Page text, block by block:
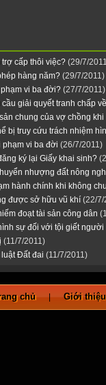
cấp thôi việc? (29/7/
hàng năm? (29/7/2011)
vi ba đời? (27/7/2011)
giải quyết tranh chấp
chung của vợ chồng
bị truy cứu trách nhiệm
phạm vi ba đời (26/7/2011)
ký lại Giấy khai sinh?
nhượng đất nông
hành chính khi không
được sở hữu vũ khí (22/7/
đoạt tài sản công dân
sự đối với tội giết người
(11/7/2011)
Đất đai (11/7/2011)
chủ | Giới thiệu